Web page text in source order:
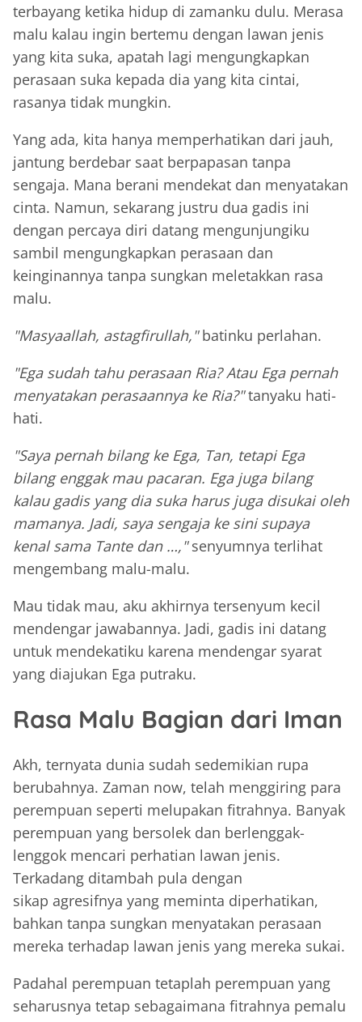
terbayang ketika hidup di zamanku dulu. Merasa
malu kalau ingin bertemu dengan lawan jenis
yang kita suka, apatah lagi mengungkapkan
perasaan suka kepada dia yang kita cintai,
rasanya tidak mungkin.
Yang ada, kita hanya memperhatikan dari jauh,
jantung berdebar saat berpapasan tanpa
sengaja. Mana berani mendekat dan menyatakan
cinta. Namun, sekarang justru dua gadis ini
dengan percaya diri datang mengunjungiku
sambil mengungkapkan perasaan dan
keinginannya tanpa sungkan meletakkan rasa
malu.
"Masyaallah, astagfirullah,"batinku perlahan.
"Ega sudah tahu perasaan Ria? Atau Ega pernah
menyatakan perasaannya ke Ria?"tanyaku hati-
hati.
"Saya pernah bilang ke Ega, Tan, tetapi Ega
bilang enggak mau pacaran. Ega juga bilang
kalau gadis yang dia suka harus juga disukai oleh
mamanya. Jadi, saya sengaja ke sini supaya
kenal sama Tante dan …,"senyumnya terlihat
mengembang malu-malu.
Mau tidak mau, aku akhirnya tersenyum kecil
mendengar jawabannya. Jadi, gadis ini datang
untuk mendekatiku karena mendengar syarat
yang diajukan Ega putraku.
Rasa Malu Bagian dari Iman
Akh, ternyata dunia sudah sedemikian rupa
berubahnya. Zaman now, telah menggiring para
perempuan seperti melupakan fitrahnya. Banyak
perempuan yang bersolek dan berlenggak-
lenggok mencari perhatian lawan jenis.
Terkadang ditambah pula dengan
sikap agresifnya yang meminta diperhatikan,
bahkan tanpa sungkan menyatakan perasaan
mereka terhadap lawan jenis yang mereka sukai.
Padahal perempuan tetaplah perempuan yang
seharusnya tetap sebagaimana fitrahnya pemalu